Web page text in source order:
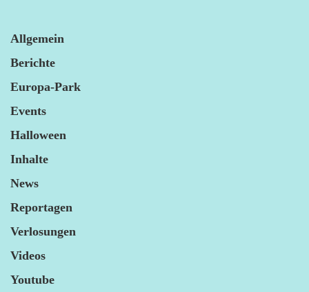
Allgemein
Berichte
Europa-Park
Events
Halloween
Inhalte
News
Reportagen
Verlosungen
Videos
Youtube